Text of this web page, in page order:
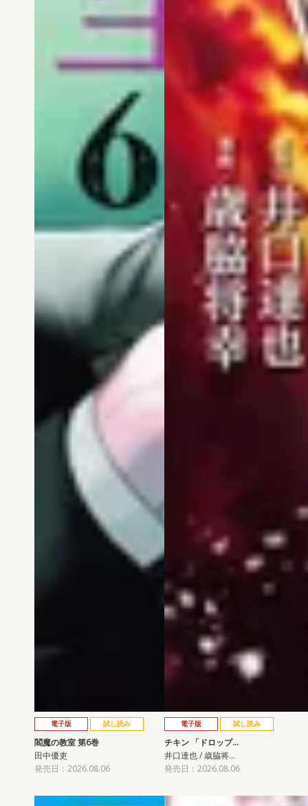
電子版 試し読み
閻魔の教室 第6巻
田中優吏
発売日：2026.08.06
電子版 試し読み
チキン 「ドロップ…
井口達也 / 歳脇将…
発売日：2026.08.06